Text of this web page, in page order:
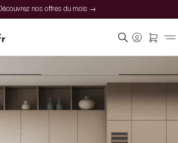
Découvrez nos offres du mois →